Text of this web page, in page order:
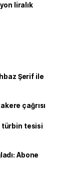
liralık
Şerif ile
çağrısı
türbin tesisi
Abone